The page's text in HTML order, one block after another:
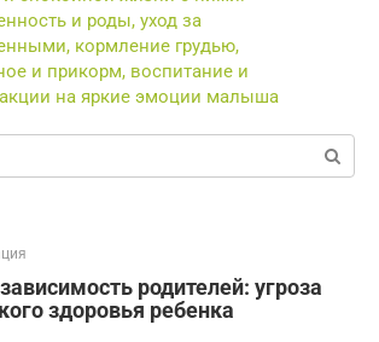
и роды, уход за
кормление грудью,
и прикорм, воспитание и
на яркие эмоции малыша
родителей: угроза
здоровья ребенка